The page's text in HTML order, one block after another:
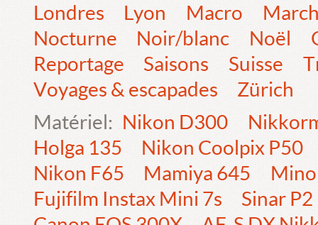
Londres
Lyon Macro
Nocturne
Noir/blanc Noël
Reportage
Saisons Suisse
Voyages & escapades
Zürich
Matériel: Nikon D300
Holga 135
Nikon Coolpix P50
Nikon F65
Mamiya 645
Fujifilm Instax Mini 7s
Sinar P2